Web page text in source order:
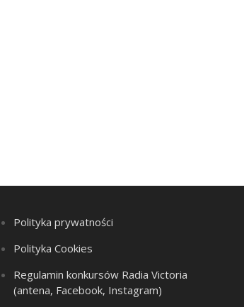
Polityka prywatności
Polityka Cookies
Regulamin konkursów Radia Victoria
(antena, Facebook, Instagram)